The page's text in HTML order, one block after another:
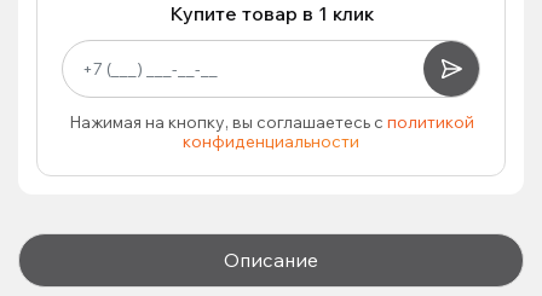
Купите товар в 1 клик
Нажимая на кнопку, вы соглашаетесь с политикой
конфиденциальности
Описание